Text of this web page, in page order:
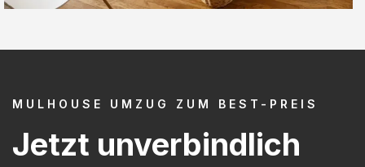
MULHOUSE UMZUG ZUM BEST-PREIS
Jetzt unverbindlich